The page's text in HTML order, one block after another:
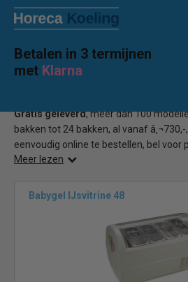
Betalen in 3 termijnen
met Klarna
Premium service
Home Diamond schepijsvitrine
Gratis geleverd, meer dan 100
bakken tot 24 bakken, al vanaf
eenvoudig online te bestellen, bel voor
ALLE SCHEPIJSVITRINES
Meer lezen
Babygel IJsvitrine 48